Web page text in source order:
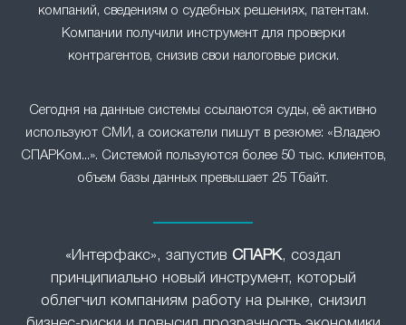
компаний, сведениям о судебных решениях, патентам.
Компании получили инструмент для проверки
контрагентов, снизив свои налоговые риски.
Сегодня на данные системы ссылаются суды, её активно
используют СМИ, а соискатели пишут в резюме: «Владею
СПАРКом...». Системой пользуются более 50 тыс. клиентов,
объем базы данных превышает 25 Тбайт.
«Интерфакс», запустив СПАРК, создал
принципиально новый инструмент, который
облегчил компаниям работу на рынке, снизил